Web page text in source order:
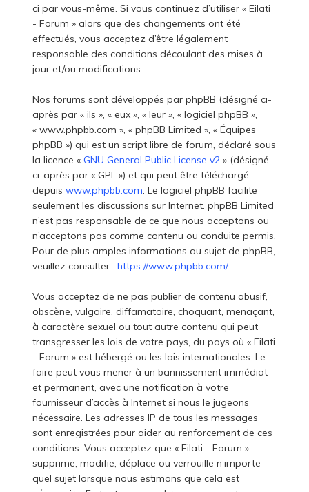
ci par vous-même. Si vous continuez d’utiliser « Eilati
- Forum » alors que des changements ont été
effectués, vous acceptez d’être légalement
responsable des conditions découlant des mises à
jour et/ou modifications.
Nos forums sont développés par phpBB (désigné ci-
après par « ils », « eux », « leur », « logiciel phpBB »,
« www.phpbb.com », « phpBB Limited », « Équipes
phpBB ») qui est un script libre de forum, déclaré sous
la licence «GNU General Public License v2 » (désigné
ci-après par « GPL ») et qui peut être téléchargé
depuiswww.phpbb.com. Le logiciel phpBB facilite
seulement les discussions sur Internet. phpBB Limited
n’est pas responsable de ce que nous acceptons ou
n’acceptons pas comme contenu ou conduite permis.
Pour de plus amples informations au sujet de phpBB,
veuillez consulter :https://www.phpbb.com/.
Vous acceptez de ne pas publier de contenu abusif,
obscène, vulgaire, diffamatoire, choquant, menaçant,
à caractère sexuel ou tout autre contenu qui peut
transgresser les lois de votre pays, du pays où « Eilati
- Forum » est hébergé ou les lois internationales. Le
faire peut vous mener à un bannissement immédiat
et permanent, avec une notification à votre
fournisseur d’accès à Internet si nous le jugeons
nécessaire. Les adresses IP de tous les messages
sont enregistrées pour aider au renforcement de ces
conditions. Vous acceptez que « Eilati - Forum »
supprime, modifie, déplace ou verrouille n’importe
quel sujet lorsque nous estimons que cela est